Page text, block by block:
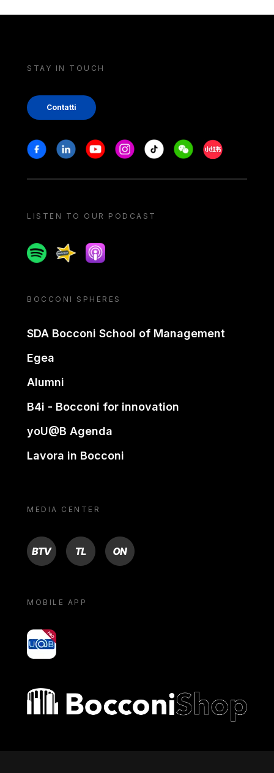
STAY IN TOUCH
Contatti
Stay in touch
FacebookLinkedinYoutubeInstagram
Tiktok WeechatXiaohongshu/
LISTEN TO OUR PODCAST
SpotifySpreakerApple podcast
BOCCONI SPHERES
SDA Bocconi School of Management
Egea
Alumni
B4i - Bocconi for innovation
yoU@B Agenda
Lavora in Bocconi
MEDIA CENTER
BTV TL ON
MOBILE APP
yoU@B
Bocconi shop